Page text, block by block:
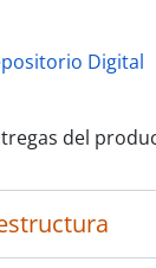
Digital
del